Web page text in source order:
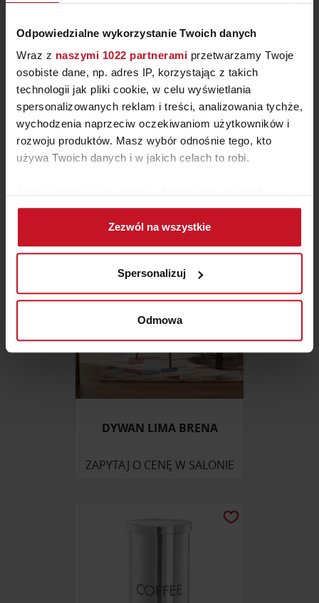
Odpowiedzialne wykorzystanie Twoich danych
Wraz z naszymi 1022 partnerami przetwarzamy Twoje
osobiste dane, np. adres IP, korzystając z takich
technologii jak pliki cookie, w celu wyświetlania
spersonalizowanych reklam i treści, analizowania tychże,
wychodzenia naprzeciw oczekiwaniom użytkowników i
rozwoju produktów. Masz wybór odnośnie tego, kto
używa Twoich danych i w jakich celach to robi.
Gromadzić dane dotyczące Twojej lokalizacji
geograficznej z dokładnością nawet do kilku metrów
Identyfikować Twoje urządzenie, aktywnie
(fingerprinting, czyli wirtualny odcisk palca)
Dowiedz się więcej odnośnie tego, jak Twoje osobiste
dane są przetwarzane oraz ustaw własne preferencje w
zmienić lub wycofać swoją zgodę w dowolnej chwili.
Wykorzystujemy pliki cookie do spersonalizowania treści
i reklam, aby oferować funkcje społecznościowe i
Partnerzy mogą połączyć te informacje z innymi danymi
Zezwól na wszystkie
Spersonalizuj
Odmowa
DYWAN MAXIMA MXM 04
ZAPYTAJ O CENĘ W SALONIE
DYWAN LIMA BRENA
ZAPYTAJ O CENĘ W SALONIE